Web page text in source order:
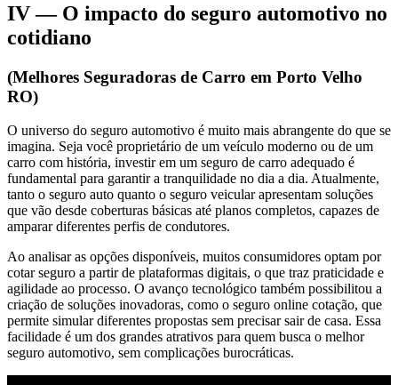
IV — O impacto do seguro automotivo no
cotidiano
(Melhores Seguradoras de Carro em Porto Velho
RO)
O universo do seguro automotivo é muito mais abrangente do que se
imagina. Seja você proprietário de um veículo moderno ou de um
carro com história, investir em um seguro de carro adequado é
fundamental para garantir a tranquilidade no dia a dia. Atualmente,
tanto o seguro auto quanto o seguro veicular apresentam soluções
que vão desde coberturas básicas até planos completos, capazes de
amparar diferentes perfis de condutores.
Ao analisar as opções disponíveis, muitos consumidores optam por
cotar seguro a partir de plataformas digitais, o que traz praticidade e
agilidade ao processo. O avanço tecnológico também possibilitou a
criação de soluções inovadoras, como o seguro online cotação, que
permite simular diferentes propostas sem precisar sair de casa. Essa
facilidade é um dos grandes atrativos para quem busca o melhor
seguro automotivo, sem complicações burocráticas.